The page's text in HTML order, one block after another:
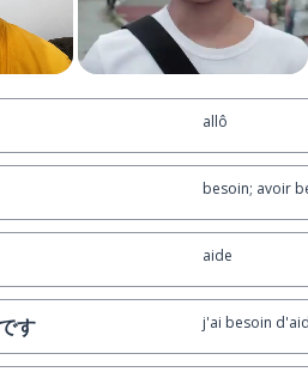
allô
besoin; avoir
aide
す j'ai besoin